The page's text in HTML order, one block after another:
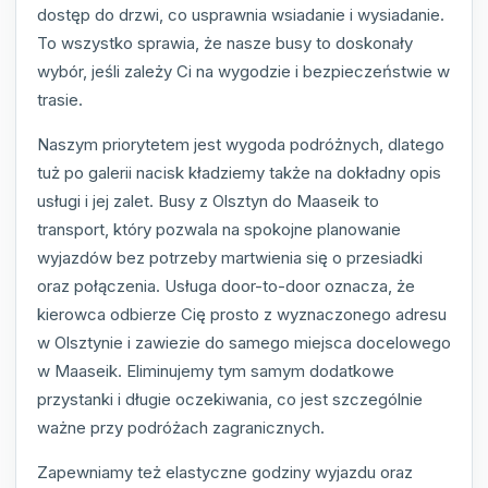
dostęp do drzwi, co usprawnia wsiadanie i wysiadanie.
To wszystko sprawia, że nasze busy to doskonały
wybór, jeśli zależy Ci na wygodzie i bezpieczeństwie w
trasie.
Naszym priorytetem jest wygoda podróżnych, dlatego
tuż po galerii nacisk kładziemy także na dokładny opis
usługi i jej zalet. Busy z Olsztyn do Maaseik to
transport, który pozwala na spokojne planowanie
wyjazdów bez potrzeby martwienia się o przesiadki
oraz połączenia. Usługa door-to-door oznacza, że
kierowca odbierze Cię prosto z wyznaczonego adresu
w Olsztynie i zawiezie do samego miejsca docelowego
w Maaseik. Eliminujemy tym samym dodatkowe
przystanki i długie oczekiwania, co jest szczególnie
ważne przy podróżach zagranicznych.
Zapewniamy też elastyczne godziny wyjazdu oraz